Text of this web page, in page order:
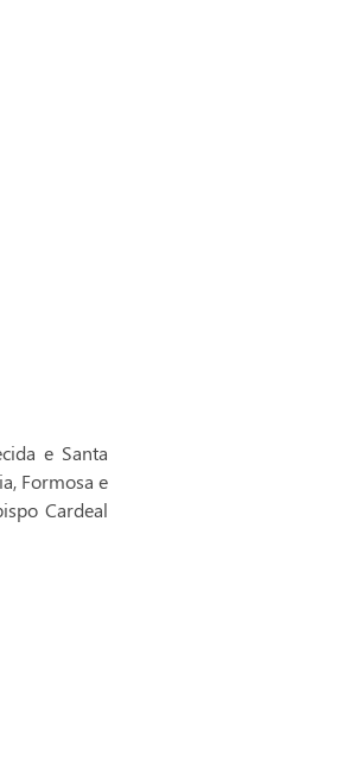
e Santa
Formosa e
Cardeal